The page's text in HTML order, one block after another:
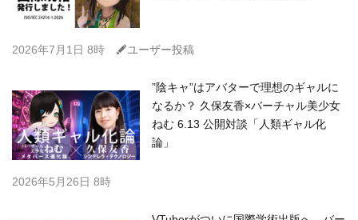
2026年7月1日 8時 Cユーザー投稿
”陰キャ”はアバターで理想のギャルに
なるか？ 久保友香×バーチャル美少女
ねむ 6.13 公開対談「人類ギャル化
論」
2026年5月26日 8時